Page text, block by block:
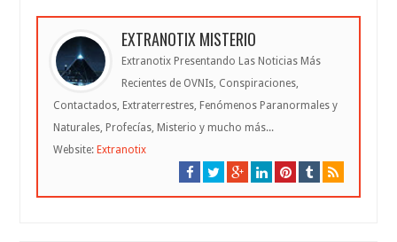
EXTRANOTIX MISTERIO
Extranotix Presentando Las Noticias Más
Recientes de OVNIs, Conspiraciones,
Contactados, Extraterrestres, Fenómenos Paranormales y
Naturales, Profecías, Misterio y mucho más...
Website: Extranotix